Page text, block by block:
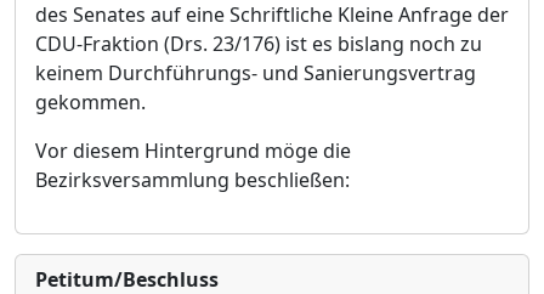
des Senates auf eine Schriftliche Kleine Anfrage der
CDU-Fraktion (Drs. 23/176) ist es bislang noch zu
keinem Durchführungs- und Sanierungsvertrag
gekommen.
Vor diesem Hintergrund möge die
Bezirksversammlung beschließen:
Petitum/Beschluss